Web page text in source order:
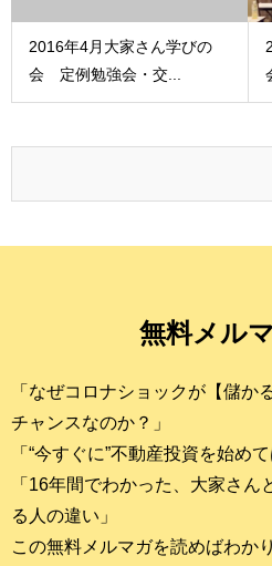
2016年4月大家さん学びの
会 定例勉強会・交...
無料メル
「なぜコロナショックが【儲か
チャンスなのか？」
「“今すぐに”不動産投資を始め
「16年間でわかった、大家さ
る人の違い」
この無料メルマガを読めばわか